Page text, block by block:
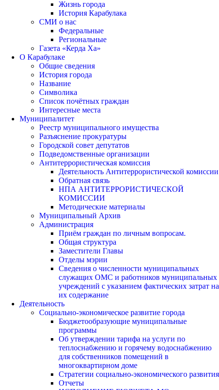
Жизнь города
История Карабулака
СМИ о нас
Федеральные
Региональные
Газета «Керда Ха»
О Карабулаке
Общие сведения
История города
Название
Символика
Список почётных граждан
Интересные места
Муниципалитет
Реестр муниципального имущества
Разъяснение прокуратуры
Городской совет депутатов
Подведомственные организации
Антитеррористическая комиссия
Деятельность Антитеррористической комиссии
Обратная связь
НПА АНТИТЕРРОРИСТИЧЕСКОЙ
КОМИССИИ
Методические материалы
Муниципальный Архив
Администрация
Приём граждан по личным вопросам.
Общая структура
Заместители Главы
Отделы мэрии
Сведения о численности муниципальных
служащих ОМС и работников муниципальных
учреждений с указанием фактических затрат на
их содержание
Деятельность
Социально-экономическое развитие города
Бюджетообразующие муниципальные
программы
Об утверждении тарифа на услуги по
теплоснабжению и горячему водоснабжению
для собственников помещений в
многоквартирном доме
Стратегии социально-экономического развития
Отчеты